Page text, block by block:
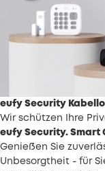
eufy Security
Wir schützen Ihre
eufy Security. Smart
Genießen Sie
Unbesorgtheit - für